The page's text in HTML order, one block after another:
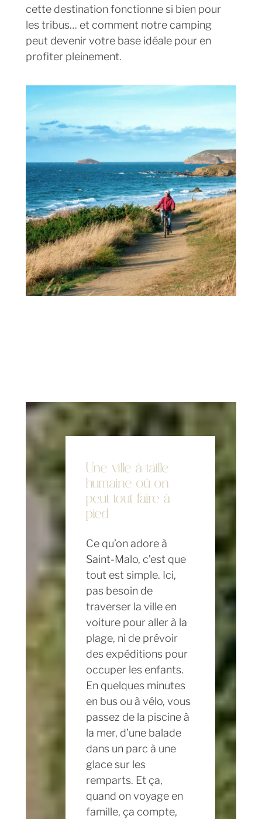
cette destination fonctionne si bien pour
les tribus… et comment notre camping
peut devenir votre base idéale pour en
profiter pleinement.
Une ville à taille
humaine où on
peut tout faire à
pied
Ce qu’on adore à
Saint-Malo, c’est que
tout est simple. Ici,
pas besoin de
traverser la ville en
voiture pour aller à la
plage, ni de prévoir
des expéditions pour
occuper les enfants.
En quelques minutes
en bus ou à vélo, vous
passez de la piscine à
la mer, d’une balade
dans un parc à une
glace sur les
remparts. Et ça,
quand on voyage en
famille, ça compte,